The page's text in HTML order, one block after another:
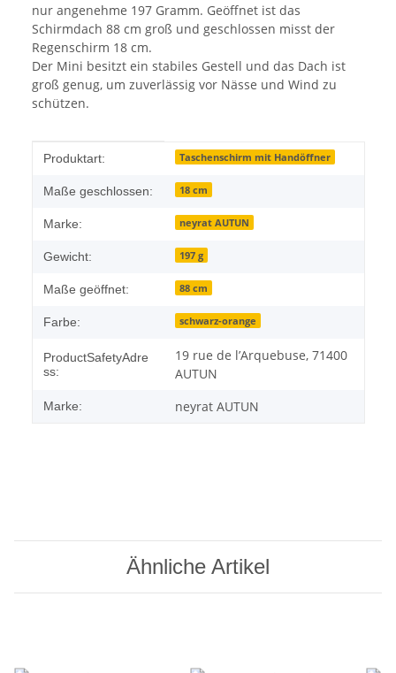
nur angenehme 197 Gramm. Geöffnet ist das
Schirmdach 88 cm groß und geschlossen misst der
Regenschirm 18 cm.
Der Mini besitzt ein stabiles Gestell und das Dach ist
groß genug, um zuverlässig vor Nässe und Wind zu
schützen.
Produkteigenschaft
Wert
Produktart: Taschenschirm mit Handöffner
Maße geschlossen: 18 cm
Marke: neyrat AUTUN
Gewicht: 197 g
Maße geöffnet: 88 cm
Farbe: schwarz-orange
ProductSafetyAdre
ss:
19 rue de l’Arquebuse, 71400
AUTUN
Marke: neyrat AUTUN
Ähnliche Artikel